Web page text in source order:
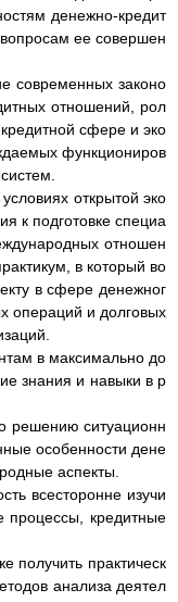
денежно-кредит
ее совершен
современных законо
отношений, рол
сфере и эко
функциониров
открытой эко
к подготовке специа
отношен
в который во
в сфере денежног
операций и долговых
в максимально до
знания и навыки в р
решению ситуационн
особенности дене
аспекты.
всесторонне изучи
кредитные
получить практическ
анализа деятел